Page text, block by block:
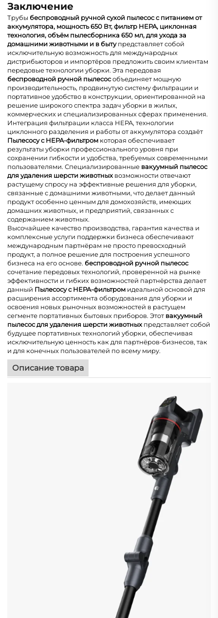
Заключение
Трубы беспроводный ручной сухой пылесос с питанием от
аккумулятора, мощность 650 Вт, фильтр HEPA, циклонная
технология, объём пылесборника 650 мл, для ухода за
домашними животными и в бытупредставляет собой
исключительную возможность для международных
дистрибьюторов и импортёров предложить своим клиентам
передовые технологии уборки. Эта передовая
беспроводной ручной пылесособъединяет мощную
производительность, продвинутую систему фильтрации и
портативное удобство в конструкции, ориентированной на
решение широкого спектра задач уборки в жилых,
коммерческих и специализированных сферах применения.
Интеграция фильтрации класса HEPA, технологии
циклонного разделения и работы от аккумулятора создаёт
Пылесосу с HEPA-фильтром которая обеспечивает
результаты уборки профессионального уровня при
сохранении гибкости и удобства, требуемых современными
пользователями. Специализированные вакуумный пылесос
для удаления шерсти животныхвозможности отвечают
растущему спросу на эффективные решения для уборки,
связанные с домашними животными, что делает данный
продукт особенно ценным для домохозяйств, имеющих
домашних животных, и предприятий, связанных с
содержанием животных.
Высочайшее качество производства, гарантия качества и
комплексные услуги поддержки бизнеса обеспечивают
международным партнёрам не просто превосходный
продукт, а полное решение для построения успешного
бизнеса на его основе. беспроводной ручной пылесос
сочетание передовых технологий, проверенной на рынке
эффективности и гибких возможностей партнёрства делает
данный Пылесосу с HEPA-фильтром идеальной основой для
расширения ассортимента оборудования для уборки и
освоения новых рыночных возможностей в растущем
сегменте портативных бытовых приборов. Этотвакуумный
пылесос для удаления шерсти животныхпредставляет собой
будущее портативных технологий уборки, обеспечивая
исключительную ценность как для партнёров-бизнесов, так
и для конечных пользователей по всему миру.
Описание товара